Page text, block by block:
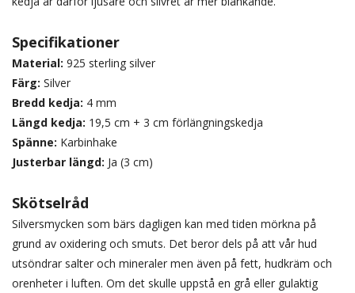
Specifikationer
Material: 925 sterling silver
Färg: Silver
Bredd kedja: 4 mm
Längd kedja: 19,5 cm + 3 cm förlängningskedja
Spänne: Karbinhake
Justerbar längd: Ja (3 cm)
Skötselråd
Silversmycken som bärs dagligen kan med tiden mörkna på
grund av oxidering och smuts. Det beror dels på att vår hud
utsöndrar salter och mineraler men även på fett, hudkräm och
orenheter i luften. Om det skulle uppstå en grå eller gulaktig